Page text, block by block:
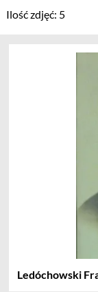
Ilość zdjęć: 5
Ledóchowski